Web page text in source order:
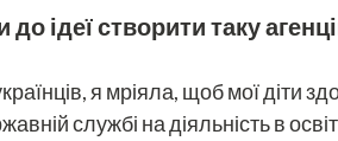
ідеї створити таку
я мріяла, щоб мої діти
службі на діяльність в